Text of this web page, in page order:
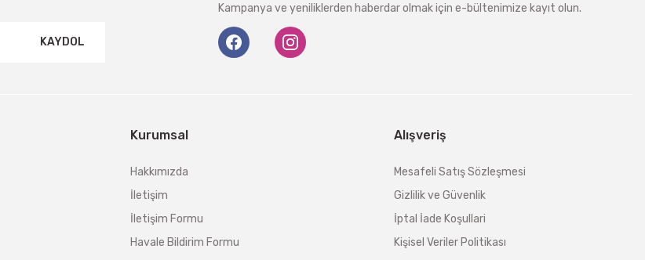
KAYDOL
Kampanya ve yeniliklerden haberdar olmak için e-bültenimize kayıt olun.
Kurumsal
Hakkımızda
İletişim
İletişim Formu
Havale Bildirim Formu
Alışveriş
Mesafeli Satış Sözleşmesi
Gizlilik ve Güvenlik
İptal İade Koşullari
Kişisel Veriler Politikası